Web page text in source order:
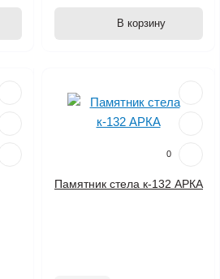
В корзину
0
Памятник стела к-132 АРКА